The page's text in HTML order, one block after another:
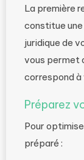
La première
constitue
juridique de
vous permet
correspond
Préparez
Pour
préparé :